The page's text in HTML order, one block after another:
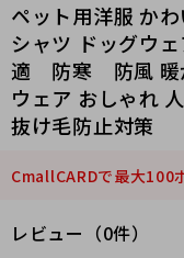
ペット用洋服 か
シャツ ドッグウ
適 防寒 防風 暖
ウェア おしゃれ
抜け毛防止対策
CmallCARDで最大100
レビュー（0件）